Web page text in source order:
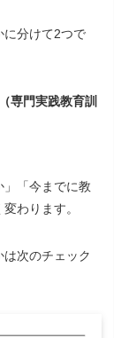
に分けて2つで
専門実践教育訓
「今までに教
わります。
次のチェック